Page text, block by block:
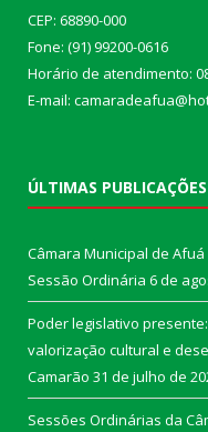
CEP: 68890-000
Fone: (91) 99200-0616
Horário de atendimento:
E-mail:
ÚLTIMAS PUBLICAÇÕES
Câmara Municipal de
Sessão Ordinária 6 de
Poder legislativo
valorização cultural e
Camarão 31 de julho de
Sessões Ordinárias da